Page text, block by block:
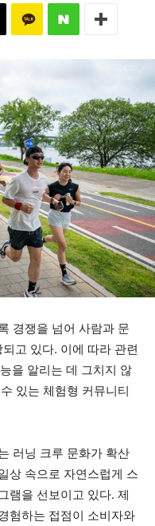
경쟁을 넘어 사람과 문
고 있다. 이에 따라 관련
을 알리는 데 그치지 않
있는 체험형 커뮤니티
러닝 크루 문화가 확산
상 속으로 자연스럽게 스
램을 선보이고 있다. 제
험하는 접점이 소비자와